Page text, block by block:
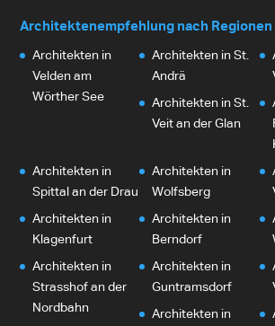
Architektenempfehlung nach Regionen
Architekten in
Velden am
Wörther See
Architekten in St.
Andrä
Architekten in St.
Veit an der Glan
Architekten in
Spittal an der Drau
Architekten in
Wolfsberg
Architekten in
Klagenfurt
Architekten in
Berndorf
Architekten in
Strasshof an der
Nordbahn
Architekten in
Guntramsdorf
Architekten in